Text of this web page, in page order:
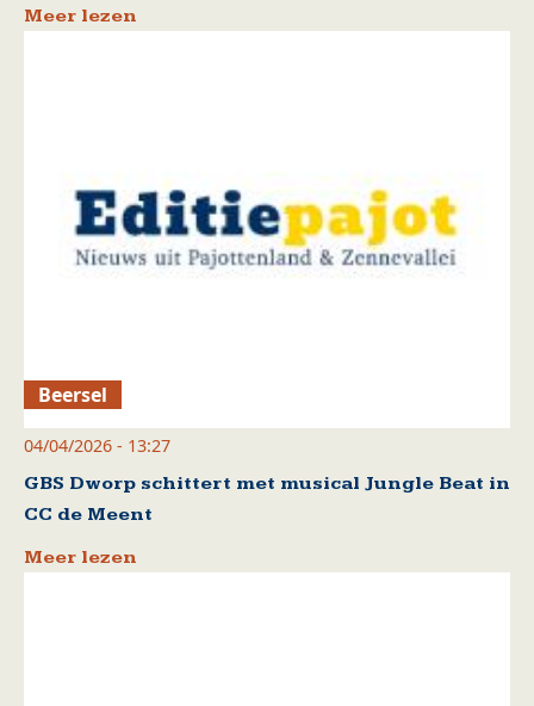
Meer lezen
Beersel
04/04/2026 - 13:27
GBS Dworp schittert met musical Jungle Beat in
CC de Meent
Meer lezen